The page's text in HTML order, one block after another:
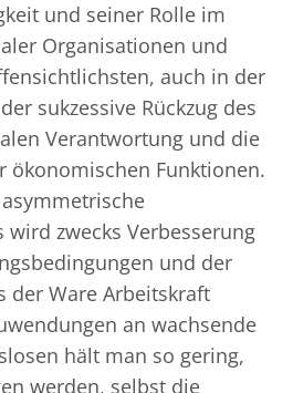
und seiner Rolle im
Organisationen und
auch in der
sukzessive Rückzug des
Verantwortung und die
ökonomischen Funktionen.
zwecks Verbesserung
und der
der Ware Arbeitskraft
an wachsende
hält man so gering,
werden, selbst die